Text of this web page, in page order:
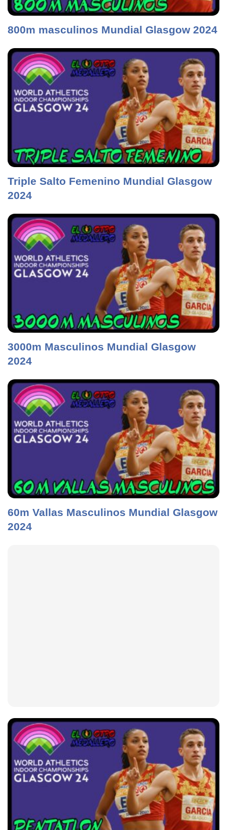
800m masculinos Mundial Glasgow 2024
Triple Salto Femenino Mundial Glasgow
2024
3000m Masculinos Mundial Glasgow
2024
60m Vallas Masculinos Mundial Glasgow
2024